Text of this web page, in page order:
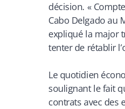
décision. «
Cabo Delgado au
expliqué la major
tenter de rétablir
Le quotidien
soulignant le fait
contrats avec des